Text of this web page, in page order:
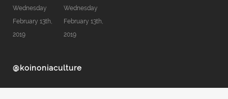
Wednesday
February 13th,
2019
Wednesday
February 13th,
2019
@koinoniaculture